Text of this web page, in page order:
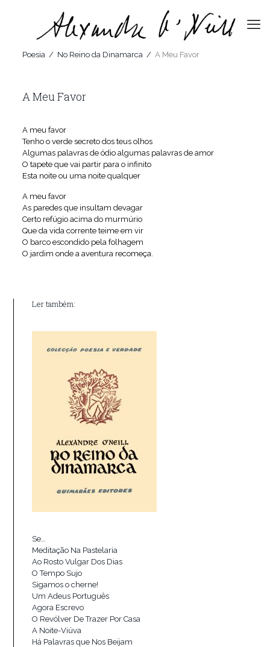
Poesia/ No Reino da Dinamarca/ A Meu Favor
A Meu Favor
A meu favor
Tenho o verde secreto dos teus olhos
Algumas palavras de ódio algumas palavras de amor
O tapete que vai partir para o infinito
Esta noite ou uma noite qualquer
A meu favor
As paredes que insultam devagar
Certo refúgio acima do murmúrio
Que da vida corrente teime em vir
O barco escondido pela folhagem
O jardim onde a aventura recomeça.
Ler também:
Se…
Meditação Na Pastelaria
Ao Rosto Vulgar Dos Dias
O Tempo Sujo
Sigamos o cherne!
Um Adeus Português
Agora Escrevo
O Revólver De Trazer Por Casa
A Noite-Viúva
Há Palavras que Nos Beijam